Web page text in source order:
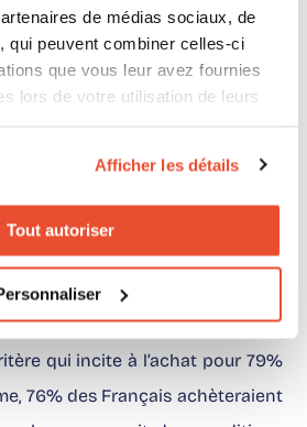
de médias sociaux, de
qui peuvent combiner celles-ci
que vous leur avez fournies
lors de votre utilisation de leurs
Afficher les détails
Tout autoriser
a un large choix de produits
moins d’efforts à fournir.
d’un achat de santé ou de
de livraison et/ou la proximité
pour pouvoir accéder rapidement
qui incite à l’achat pour 79%
76% des Français achèteraient